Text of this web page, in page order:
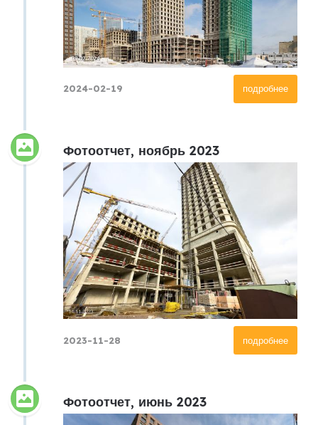
подробнее
2024-02-19
Фотоотчет, ноябрь 2023
подробнее
2023-11-28
Фотоотчет, июнь 2023